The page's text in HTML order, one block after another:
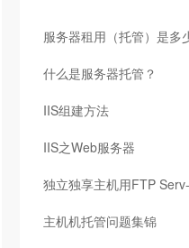
服务器租用（托管）是多
什么是服务器托管？
IIS组建方法
IIS之Web服务器
独立独享主机用FTP
主机机托管问题集锦